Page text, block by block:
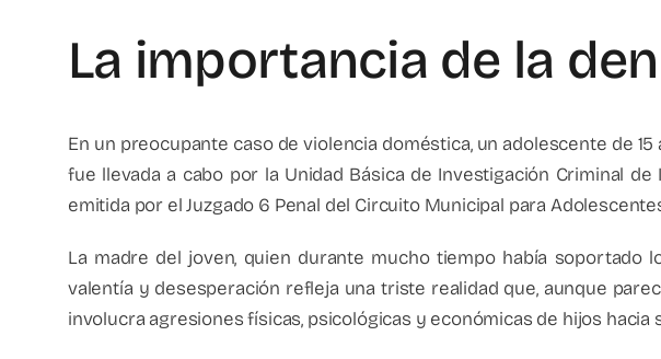
La importancia de la
En un preocupante caso de violencia doméstica, un adolescente de
fue llevada a cabo por la Unidad Básica de Investigación Criminal
emitida por el Juzgado 6 Penal del Circuito Municipal para
La madre del joven, quien durante mucho tiempo había soportado
valentía y desesperación refleja una triste realidad que, aunque
involucra agresiones físicas, psicológicas y económicas de hijos